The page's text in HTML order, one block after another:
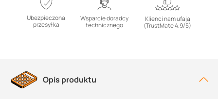
Ubezpieczona
przesyłka
Wsparcie doradcy
technicznego
Klienci nam ufają
(TrustMate 4.9/5)
Opis produktu